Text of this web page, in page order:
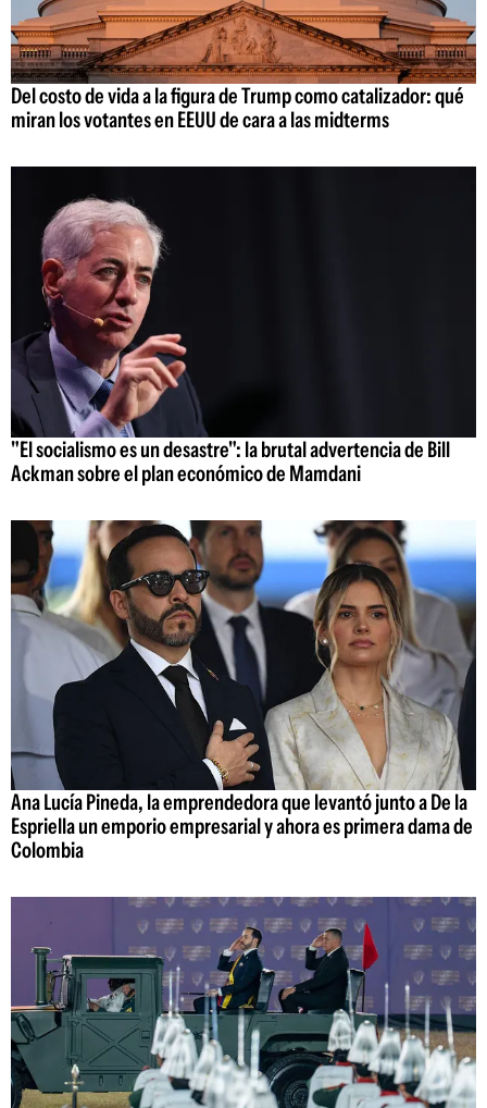
Del costo de vida a la figura de Trump como catalizador: qué
miran los votantes en EEUU de cara a las midterms
"El socialismo es un desastre": la brutal advertencia de Bill
Ackman sobre el plan económico de Mamdani
Ana Lucía Pineda, la emprendedora que levantó junto a De la
Espriella un emporio empresarial y ahora es primera dama de
Colombia